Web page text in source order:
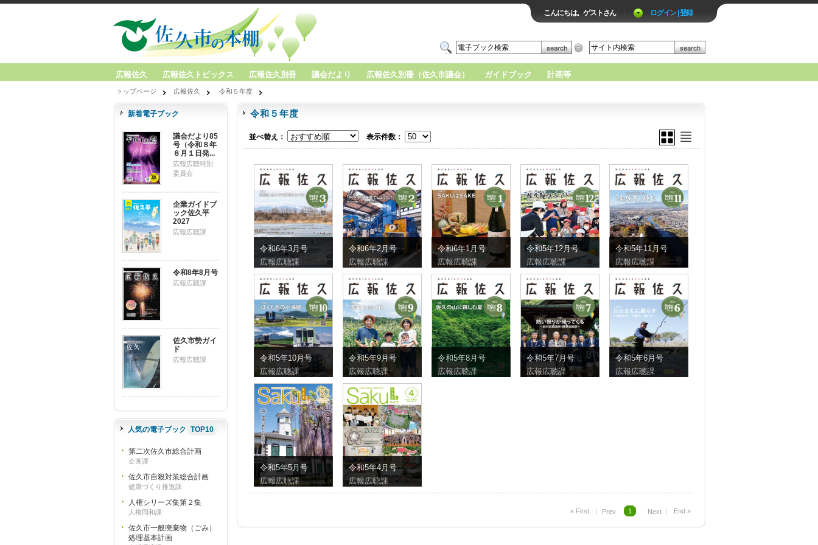
こんにちは。ゲストさん ログイン | 登録
広報佐久 広報佐久トピックス 広報佐久別冊 議会だより 広報佐久別冊（佐久市議会） ガイドブック 計画等
トップページ 広報佐久 令和５年度
新着電子ブック
議会だより85
号（令和８年
８月１日発...
広報広聴特別
委員会
企業ガイドブ
ック佐久平
2027
広報広聴課
令和8年8月号
広報広聴課
佐久市勢ガイ
ド
広報広聴課
人気の電子ブック TOP10
第二次佐久市総合計画
企画課
佐久市自殺対策総合計画
健康づくり推進課
人権シリーズ集第２集
人権同和課
佐久市一般廃棄物（ごみ）
処理基本計画
令和５年度
並べ替え： 表示件数：
令和6年3月号
広報広聴課
令和6年2月号
広報広聴課
令和6年1月号
広報広聴課
令和5年12月号
広報広聴課
令和5年11月号
広報広聴課
令和5年10月号
広報広聴課
令和5年9月号
広報広聴課
令和5年8月号
広報広聴課
令和5年7月号
広報広聴課
令和5年6月号
広報広聴課
令和5年5月号
広報広聴課
令和5年4月号
広報広聴課
« First ︱ Prev 1 Next ︱ End »